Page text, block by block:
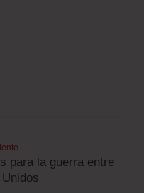
para la guerra entre